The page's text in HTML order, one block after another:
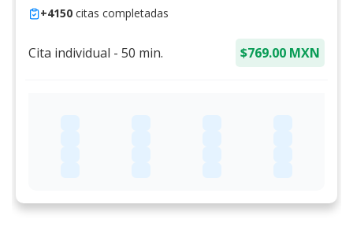
+4150 citas completadas
Cita individual - 50 min. $769.00 MXN